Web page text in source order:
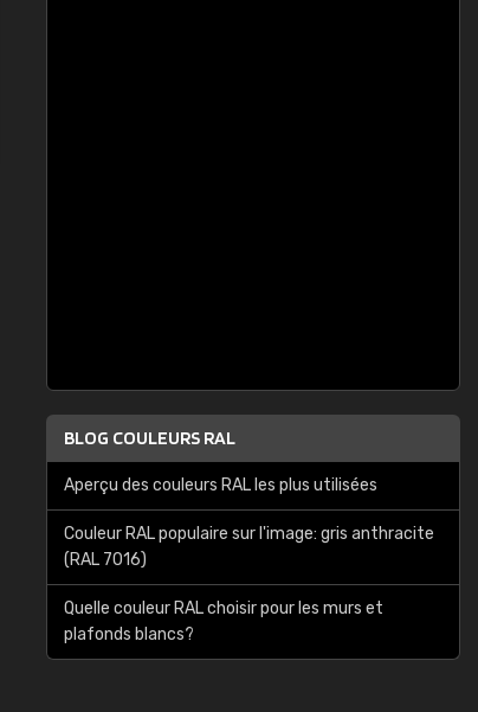
BLOG COULEURS RAL
Aperçu des couleurs RAL les plus utilisées
Couleur RAL populaire sur l'image: gris anthracite
(RAL 7016)
Quelle couleur RAL choisir pour les murs et
plafonds blancs?